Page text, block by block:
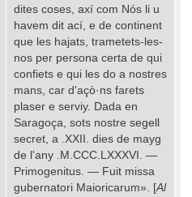
dites coses, axí com Nós li u
havem dit ací, e de continent
que les hajats, trametets-les-
nos per persona certa de qui
confiets e qui les do a nostres
mans, car d'açò·ns farets
plaser e serviy. Dada en
Saragoça, sots nostre segell
secret, a .XXII. dies de mayg
de l'any .M.CCC.LXXXVI. —
Primogenitus. — Fuit missa
gubernatori Maioricarum». [Al